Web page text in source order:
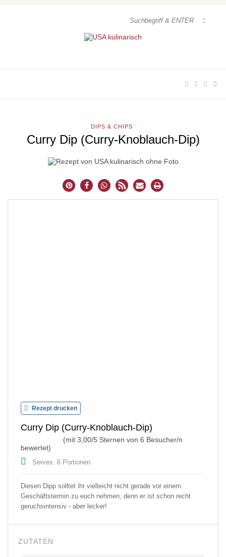
DIPS & CHIPS
Curry Dip (Curry-Knoblauch-Dip)
Rezept drucken
Curry Dip (Curry-Knoblauch-Dip)
(mit 3,00/5 Sternen von 6 Besucher/n
bewertet)
Serves: 6 Portionen
Diesen Dipp solltet ihr vielleicht nicht gerade vor einem
Geschäftstermin zu euch nehmen, denn er ist schon recht
geruchsintensiv - aber lecker!
ZUTATEN